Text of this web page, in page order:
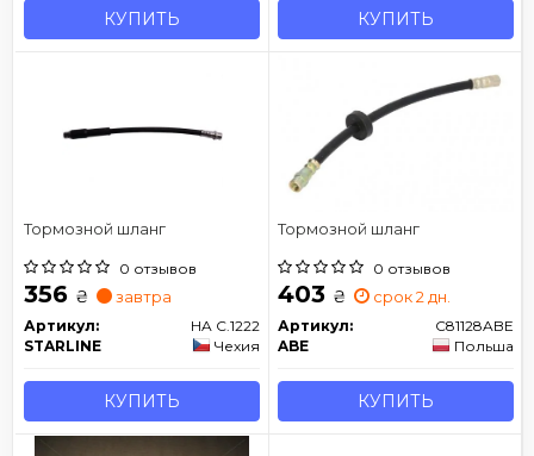
КУПИТЬ КУПИТЬ
Тормозной шланг
0 отзывов
356 ₴ завтра
Артикул:
HA C.1222
STARLINE
Чехия
КУПИТЬ
Тормозной шланг
0 отзывов
403 ₴ срок 2 дн.
Артикул:
C81128ABE
ABE
Польша
КУПИТЬ